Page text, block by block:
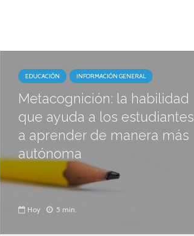
EDUCACIÓN INFORMACIÓN GENERAL
Metacognición: la habilidad
que ayuda a los estudiantes
a aprender de manera más
autónoma
Hoy 5 min.